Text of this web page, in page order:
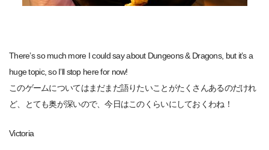
There’s so much more I could say about Dungeons & Dragons, but it’s a
huge topic, so I’ll stop here for now!
このゲームについてはまだまだ語りたいことがたくさんあるのだけれ
ど、とても奥が深いので、今日はこのくらいにしておくわね！
Victoria